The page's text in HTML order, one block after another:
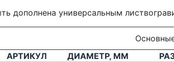
дополнена универсальным
АРТИКУЛ ДИАМЕТР, ММ